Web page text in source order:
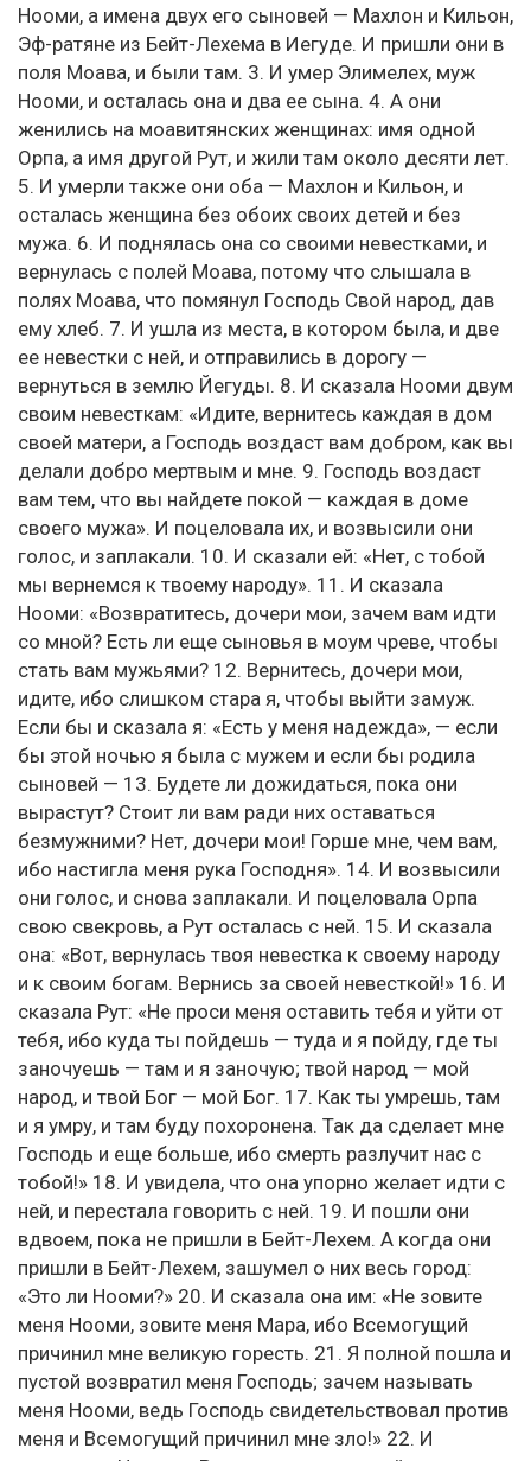
Нооми, а имена двух его сыновей — Махлон и Кильон,
Эф-ратяне из Бейт-Лехема в Иегуде. И пришли они в
поля Моава, и были там. 3. И умер Элимелех, муж
Нооми, и осталась она и два ее сына. 4. А они
женились на моавитянских женщинах: имя одной
Орпа, а имя другой Рут, и жили там около десяти лет.
5. И умерли также они оба — Махлон и Кильон, и
осталась женщина без обоих своих детей и без
мужа. 6. И поднялась она со своими невестками, и
вернулась с полей Моава, потому что слышала в
полях Моава, что помянул Господь Свой народ, дав
ему хлеб. 7. И ушла из места, в котором была, и две
ее невестки с ней, и отправились в дорогу —
вернуться в землю Йегуды. 8. И сказала Нооми двум
своим невесткам: «Идите, вернитесь каждая в дом
своей матери, а Господь воздаст вам добром, как вы
делали добро мертвым и мне. 9. Господь воздаст
вам тем, что вы найдете покой — каждая в доме
своего мужа». И поцеловала их, и возвысили они
голос, и заплакали. 10. И сказали ей: «Нет, с тобой
мы вернемся к твоему народу». 11. И сказала
Нооми: «Возвратитесь, дочери мои, зачем вам идти
со мной? Есть ли еще сыновья в моум чреве, чтобы
стать вам мужьями? 12. Вернитесь, дочери мои,
идите, ибо слишком стара я, чтобы выйти замуж.
Если бы и сказала я: «Есть у меня надежда», — если
бы этой ночью я была с мужем и если бы родила
сыновей — 13. Будете ли дожидаться, пока они
вырастут? Стоит ли вам ради них оставаться
безмужними? Нет, дочери мои! Горше мне, чем вам,
ибо настигла меня рука Господня». 14. И возвысили
они голос, и снова заплакали. И поцеловала Орпа
свою свекровь, а Рут осталась с ней. 15. И сказала
она: «Вот, вернулась твоя невестка к своему народу
и к своим богам. Вернись за своей невесткой!» 16. И
сказала Рут: «Не проси меня оставить тебя и уйти от
тебя, ибо куда ты пойдешь — туда и я пойду, где ты
заночуешь — там и я заночую; твой народ — мой
народ, и твой Бог — мой Бог. 17. Как ты умрешь, там
и я умру, и там буду похоронена. Так да сделает мне
Господь и еще больше, ибо смерть разлучит нас с
тобой!» 18. И увидела, что она упорно желает идти с
ней, и перестала говорить с ней. 19. И пошли они
вдвоем, пока не пришли в Бейт-Лехем. А когда они
пришли в Бейт-Лехем, зашумел о них весь город:
«Это ли Нооми?» 20. И сказала она им: «Не зовите
меня Нооми, зовите меня Мара, ибо Всемогущий
причинил мне великую горесть. 21. Я полной пошла и
пустой возвратил меня Господь; зачем называть
меня Нооми, ведь Господь свидетельствовал против
меня и Всемогущий причинил мне зло!» 22. И